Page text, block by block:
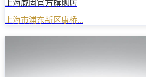
上海威固官方旗舰店
上海市浦东新区康桥...